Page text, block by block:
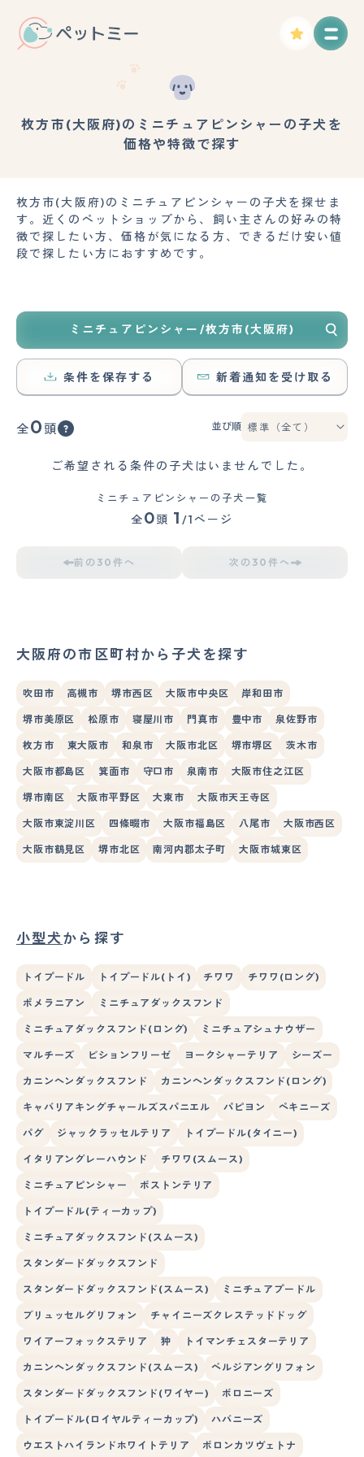
枚方市(大阪府)のミニチュアピンシャーの子犬を
価格や特徴で探す
枚方市(大阪府)のミニチュアピンシャーの子犬を探せま
す。近くのペットショップから、飼い主さんの好みの特
徴で探したい方、価格が気になる方、できるだけ安い値
段で探したい方におすすめです。
ミニチュアピンシャー/枚方市(大阪府)
条件を保存する 新着通知を受け取る
全0 頭 並び順
ご希望される条件の子犬はいませんでした。
ミニチュアピンシャーの子犬一覧
全0頭 1 /1ページ
前の30件へ 次の30件へ
大阪府の市区町村から子犬を探す
吹田市 高槻市 堺市西区 大阪市中央区 岸和田市
堺市美原区 松原市 寝屋川市 門真市 豊中市 泉佐野市
枚方市 東大阪市 和泉市 大阪市北区 堺市堺区 茨木市
大阪市都島区 箕面市 守口市 泉南市 大阪市住之江区
堺市南区 大阪市平野区 大東市 大阪市天王寺区
大阪市東淀川区 四條畷市 大阪市福島区 八尾市 大阪市西区
大阪市鶴見区 堺市北区 南河内郡太子町 大阪市城東区
小型犬から探す
トイプードル トイプードル(トイ) チワワ チワワ(ロング)
ポメラニアン ミニチュアダックスフンド
ミニチュアダックスフンド(ロング) ミニチュアシュナウザー
マルチーズ ビションフリーゼ ヨークシャーテリア シーズー
カニンヘンダックスフンド カニンヘンダックスフンド(ロング)
キャバリアキングチャールズスパニエル パピヨン ペキニーズ
パグ ジャックラッセルテリア トイプードル(タイニー)
イタリアングレーハウンド チワワ(スムース)
ミニチュアピンシャー ボストンテリア
トイプードル(ティーカップ)
ミニチュアダックスフンド(スムース)
スタンダードダックスフンド
スタンダードダックスフンド(スムース) ミニチュアプードル
ブリュッセルグリフォン チャイニーズクレステッドドッグ
ワイアーフォックステリア 狆 トイマンチェスターテリア
カニンヘンダックスフンド(スムース) ベルジアングリフォン
スタンダードダックスフンド(ワイヤー) ボロニーズ
トイプードル(ロイヤルティーカップ) ハバニーズ
ウエストハイランドホワイトテリア ボロンカツヴェトナ